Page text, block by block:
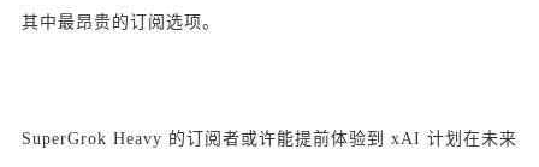
其中最昂贵的订阅选项。
SuperGrok Heavy 的订阅者或许能提前体验到 xAI 计划在未来